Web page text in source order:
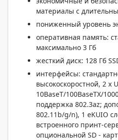
материалы с
пониженный уровень
оперативная память:
максимально 3 Гб
жесткий диск: 128 Гб
интерфейсы:
высокоскоростной, 2 x
10BaseT/100BaseTX/
поддержка 802.3az;
802.11b/g/n), 1 eKUIO
встроенного принт-
опциональной SD -